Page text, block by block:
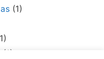
(1)
(1)